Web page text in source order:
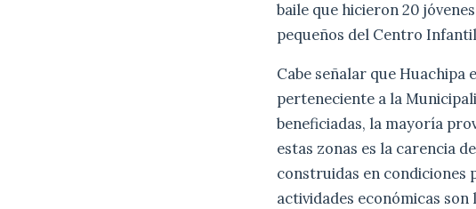
baile que hicieron 20
pequeños del Centro
Cabe señalar que Huachipa
perteneciente a la
beneficiadas, la mayoría
estas zonas es la carencia
construidas en condiciones
actividades económicas